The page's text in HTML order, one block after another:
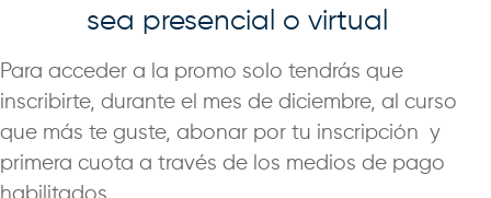
sea presencial o virtual
Para acceder a la promo solo tendrás que
inscribirte, durante el mes de diciembre, al curso
que más te guste, abonar por tu inscripción y
primera cuota a través de los medios de pago